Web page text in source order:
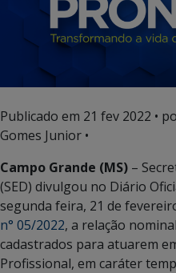
Publicado em 21 fev 2022 •
Gomes Junior •
Campo Grande (MS) –
(SED) divulgou no Diário
segunda feira, 21 de
n° 05/2022, a relação
cadastrados para atuarem
Profissional, em caráter